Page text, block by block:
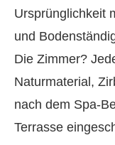
Ursprünglichkeit
und
Die Zimmer?
Naturmaterial,
nach dem Spa-
Terrasse